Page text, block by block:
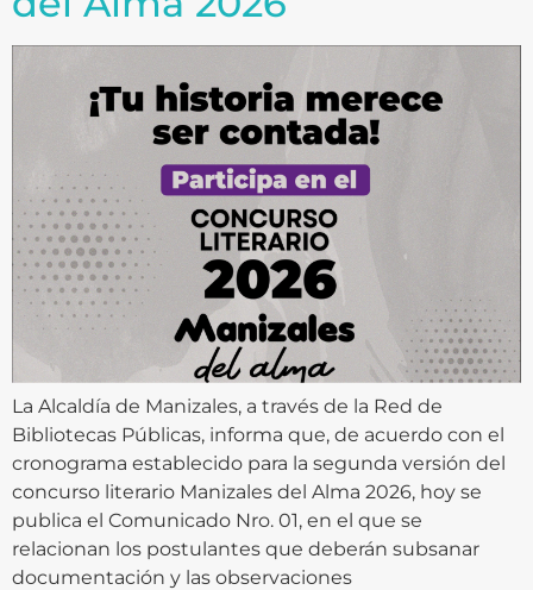
La Alcaldía de Manizales, a través de la Red de
Bibliotecas Públicas, informa que, de acuerdo con el
cronograma establecido para la segunda versión del
concurso literario Manizales del Alma 2026, hoy se
publica el Comunicado Nro. 01, en el que se
relacionan los postulantes que deberán subsanar
documentación y las observaciones